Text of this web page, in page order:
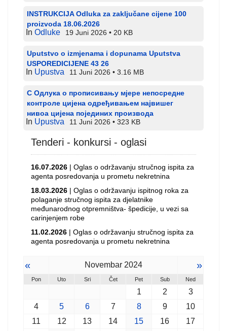
INSTRUKCIJA Odluka za zaključane cijene 100
proizvoda 18.06.2026
In Odluke 19 Juni 2026 20 KB
Uputstvo o izmjenama i dopunama Uputstva
USPOREDICIJENE 43 26
In Upustva 11 Juni 2026 3.16 MB
С Одлука о прописивању мјере непосредне
контроле цијена одређивањем највишег
нивоа цијена појединих производа
In Upustva 11 Juni 2026 323 KB
Tenderi - konkursi - oglasi
16.07.2026 | Oglas o održavanju stručnog ispita za
agenta posredovanja u prometu nekretnina
18.03.2026 | Oglas o održavanju ispitnog roka za
polaganje stručnog ispita za djelatnike
međunarodnog otpremništva- špedicije, u vezi sa
carinjenjem robe
11.02.2026 | Oglas o održavanju stručnog ispita za
agenta posredovanja u prometu nekretnina
« Novembar 2024 »
Pon Uto Sri Čet Pet Sub Ned
1 2
3
4
5 6 7 8 9
10
11
12 13 14 15 16
17